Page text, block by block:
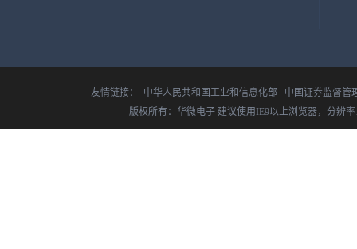
友情链接： 中华人民共和国工业和信息化部
中国证券监督管
版权所有：华微电子 建议使用IE9以上浏览器，分辨